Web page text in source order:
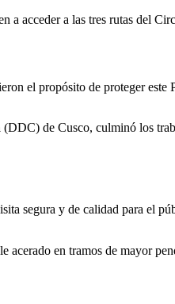
a acceder a las tres rutas del
el propósito de proteger este
(DDC) de Cusco, culminó los
segura y de calidad para el
acerado en tramos de mayor